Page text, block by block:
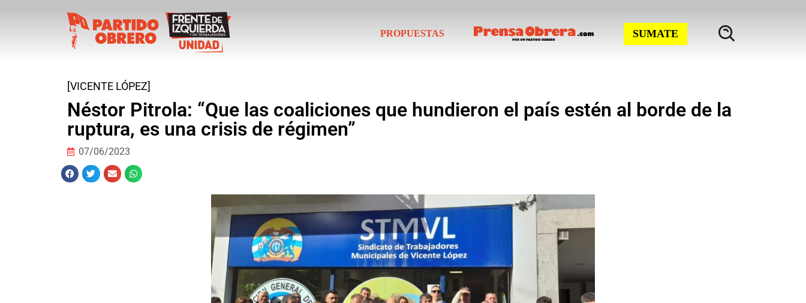
PROPUESTAS SUMATE
[VICENTE LÓPEZ]
Néstor Pitrola: “Que las coaliciones que hundieron el país estén al borde de la
ruptura, es una crisis de régimen”
07/06/2023